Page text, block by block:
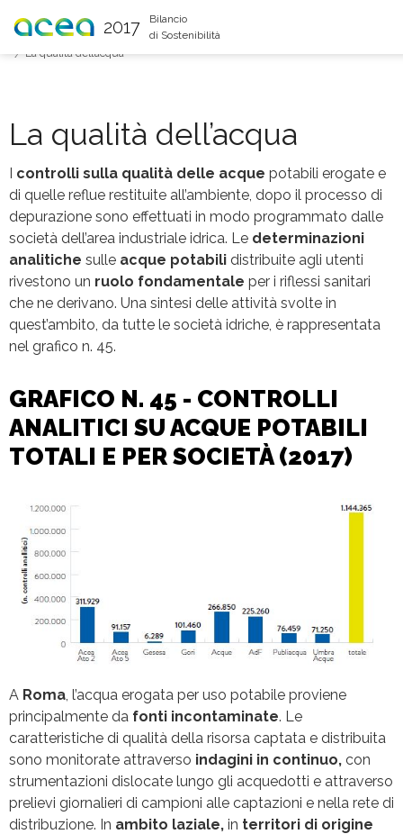
2017
Bilancio
di Sostenibilità
You are here
Area Ambiente – gestione rifiuti
La qualità dell’acqua
La qualità dell’acqua
I controlli sulla qualità delle acque potabili erogate e
di quelle reflue restituite all’ambiente, dopo il processo di
depurazione sono effettuati in modo programmato dalle
società dell’area industriale idrica. Le determinazioni
analitiche sulle acque potabili distribuite agli utenti
rivestono un ruolo fondamentale per i riflessi sanitari
che ne derivano. Una sintesi delle attività svolte in
quest’ambito, da tutte le società idriche, è rappresentata
nel grafico n. 45.
GRAFICO N. 45 - CONTROLLI
ANALITICI SU ACQUE POTABILI
TOTALI E PER SOCIETÀ (2017)
A Roma , l’acqua erogata per uso potabile proviene
principalmente da fonti incontaminate. Le
caratteristiche di qualità della risorsa captata e distribuita
sono monitorate attraverso indagini in continuo, con
strumentazioni dislocate lungo gli acquedotti e attraverso
prelievi giornalieri di campioni alle captazioni e nella rete di
distribuzione. In ambito laziale, in territori di origine